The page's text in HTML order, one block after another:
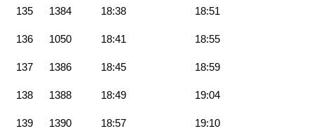
135 1384 18:38 18:51
136 1050 18:41 18:55
137 1386 18:45 18:59
138 1388 18:49 19:04
139 1390 18:57 19:10